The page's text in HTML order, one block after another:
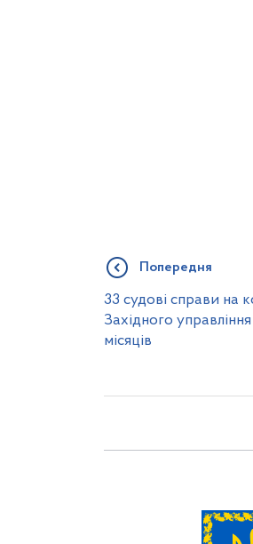
Попередня
33 судові справи на
Західного
місяців